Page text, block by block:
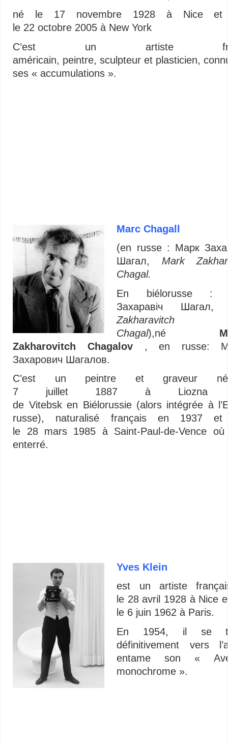
né le 17 novembre 1928à Nice et
le 22 octobre 2005 à New York
C’est un artiste
américain, peintre, sculpteur et plasticien,
ses « accumulations ».
Marc Chagall
(en russe : Марк
Шагал, Mark
Chagal.
En biélorusse
Захаравiч Шагал
Zakharavitch
Chagal),né
Zakharovitch Chagalov, en russe:
Захарович Шагалов.
C’est un peintre et graveur
7 juillet 1887 à Liozna
de Vitebsk en Biélorussie (alors intégrée à
russe), naturalisé français en 1937 et
le 28 mars 1985 à Saint-Paul-de-Vence
enterré.
Yves Klein
est un artiste
le 28 avril 1928 à Nice
le 6 juin 1962 à Paris.
En 1954, il se
définitivement vers
entame son «
monochrome ».